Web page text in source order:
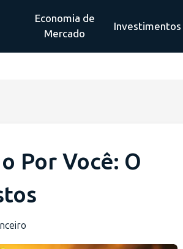
Economia de
Mercado
Investimentos
Por Você: O